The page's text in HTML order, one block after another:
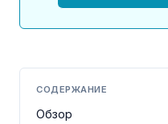
СОДЕРЖАНИЕ
Обзор